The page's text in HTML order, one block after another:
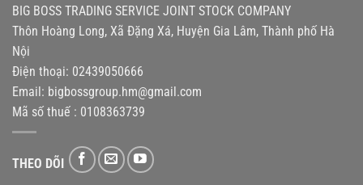
BIG BOSS TRADING SERVICE JOINT STOCK COMPANY
Thôn Hoàng Long, Xã Đặng Xá, Huyện Gia Lâm, Thành phố Hà
Nội
Điện thoại: 02439050666
Email: bigbossgroup.hm@gmail.com
Mã số thuế : 0108363739
THEO DÕI